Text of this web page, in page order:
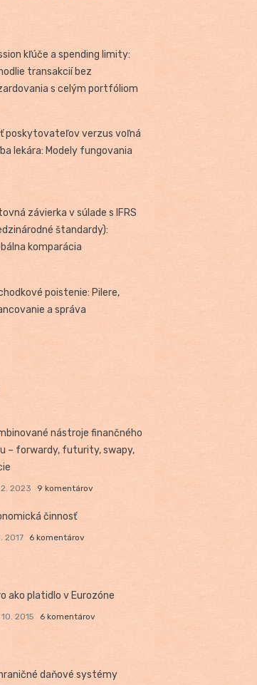
kľúče a spending limity:
transakcií bez
s celým portfóliom
poskytovateľov verzus voľná
lekára: Modely fungovania
závierka v súlade s IFRS
štandardy):
komparácia
poistenie: Pilere,
a správa
nástroje finančného
– forwardy, futurity, swapy,
2023 9 komentárov
činnosť
2017 6 komentárov
ako platidlo v Eurozóne
2015 6 komentárov
daňové systémy